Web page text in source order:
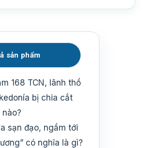
sản phẩm
168 TCN, lãnh thổ
bị chia cắt
sạn đạo, ngầm tới
có nghĩa là gì?